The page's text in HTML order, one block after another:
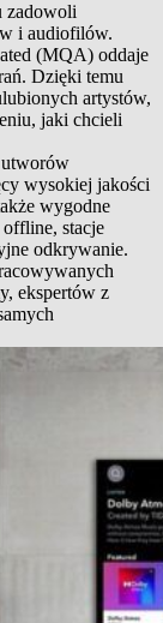
zadowoli
i audiofilów.
(MQA) oddaje
Dzięki temu
artystów,
jaki chcieli
wysokiej jakości
wygodne
stacje
odkrywanie.
ekspertów z